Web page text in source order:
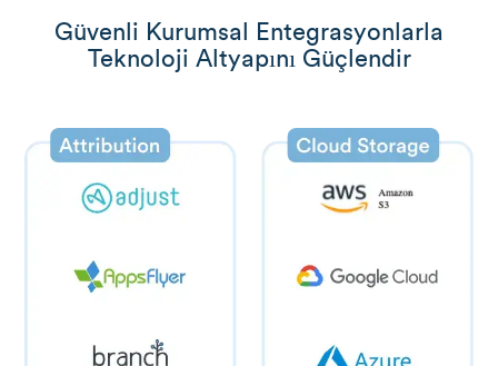
Güvenli Kurumsal Entegrasyonlarla
Teknoloji Altyapını Güçlendir